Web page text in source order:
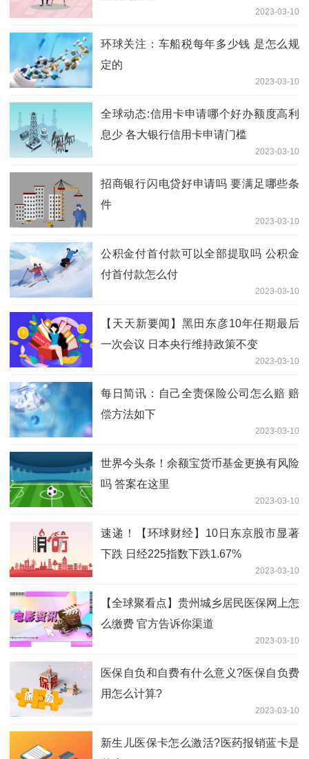
2023-03-10
环球关注：车船税每年多少钱 是怎么规
定的
2023-03-10
全球动态:信用卡申请哪个好办额度高利
息少 各大银行信用卡申请门槛
2023-03-10
招商银行闪电贷好申请吗 要满足哪些条
件
2023-03-10
公积金付首付款可以全部提取吗 公积金
付首付款怎么付
2023-03-10
【天天新要闻】黑田东彦10年任期最后
一次会议 日本央行维持政策不变
2023-03-10
每日简讯：自己全责保险公司怎么赔 赔
偿方法如下
2023-03-10
世界今头条！余额宝货币基金更换有风险
吗 答案在这里
2023-03-10
速递！【环球财经】10日东京股市显著
下跌 日经225指数下跌1.67%
2023-03-10
【全球聚看点】贵州城乡居民医保网上怎
么缴费 官方告诉你渠道
2023-03-10
医保自负和自费有什么意义?医保自负费
用怎么计算?
2023-03-10
新生儿医保卡怎么激活?医药报销蓝卡是